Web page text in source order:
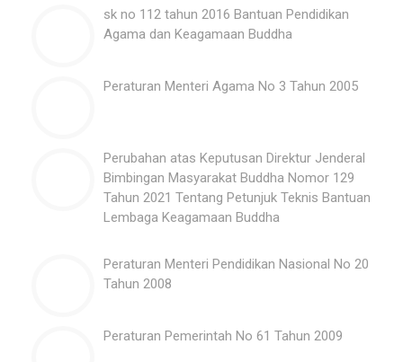
sk no 112 tahun 2016 Bantuan Pendidikan
Agama dan Keagamaan Buddha
Peraturan Menteri Agama No 3 Tahun 2005
Perubahan atas Keputusan Direktur Jenderal
Bimbingan Masyarakat Buddha Nomor 129
Tahun 2021 Tentang Petunjuk Teknis Bantuan
Lembaga Keagamaan Buddha
Peraturan Menteri Pendidikan Nasional No 20
Tahun 2008
Peraturan Pemerintah No 61 Tahun 2009